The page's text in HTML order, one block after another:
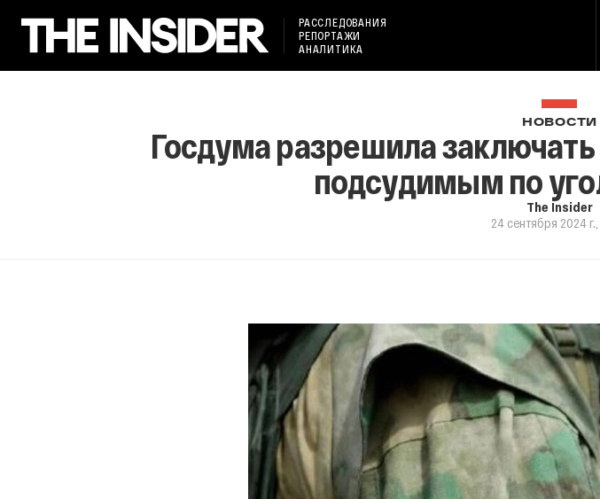
РАССЛЕДОВАНИЯ
РЕПОРТАЖИ
АНАЛИТИКА
НОВОСТИ
Госдума разрешила
подсудимым по
The Insider
24 сентября 2024